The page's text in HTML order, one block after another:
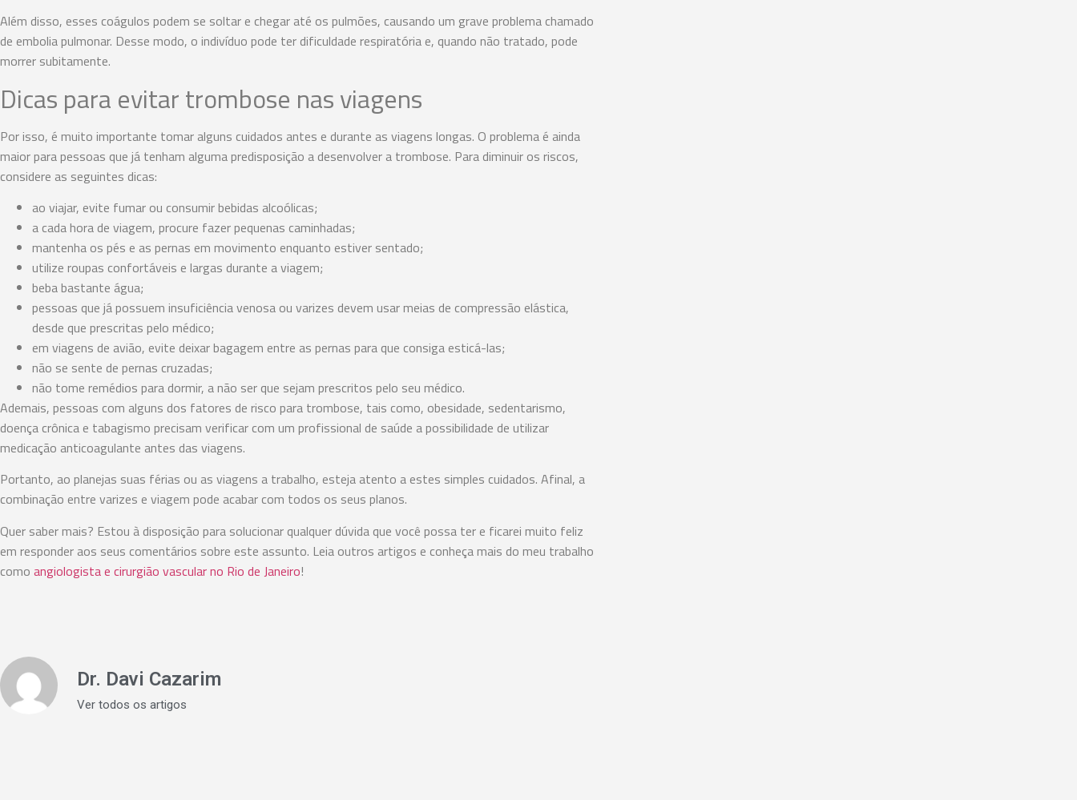
Além disso, esses coágulos podem se soltar e chegar até os pulmões, causando um grave problema chamado
de embolia pulmonar. Desse modo, o indivíduo pode ter dificuldade respiratória e, quando não tratado, pode
morrer subitamente.
Dicas para evitar trombose nas viagens
Por isso, é muito importante tomar alguns cuidados antes e durante as viagens longas. O problema é ainda
maior para pessoas que já tenham alguma predisposição a desenvolver a trombose. Para diminuir os riscos,
considere as seguintes dicas:
ao viajar, evite fumar ou consumir bebidas alcoólicas;
a cada hora de viagem, procure fazer pequenas caminhadas;
mantenha os pés e as pernas em movimento enquanto estiver sentado;
utilize roupas confortáveis e largas durante a viagem;
beba bastante água;
pessoas que já possuem insuficiência venosa ou varizes devem usar meias de compressão elástica,
desde que prescritas pelo médico;
em viagens de avião, evite deixar bagagem entre as pernas para que consiga esticá-las;
não se sente de pernas cruzadas;
não tome remédios para dormir, a não ser que sejam prescritos pelo seu médico.
Ademais, pessoas com alguns dos fatores de risco para trombose, tais como, obesidade, sedentarismo,
doença crônica e tabagismo precisam verificar com um profissional de saúde a possibilidade de utilizar
medicação anticoagulante antes das viagens.
Portanto, ao planejas suas férias ou as viagens a trabalho, esteja atento a estes simples cuidados. Afinal, a
combinação entre varizes e viagem pode acabar com todos os seus planos.
Quer saber mais? Estou à disposição para solucionar qualquer dúvida que você possa ter e ficarei muito feliz
em responder aos seus comentários sobre este assunto. Leia outros artigos e conheça mais do meu trabalho
como angiologista e cirurgião vascular no Rio de Janeiro!
Dr. Davi Cazarim
Ver todos os artigos